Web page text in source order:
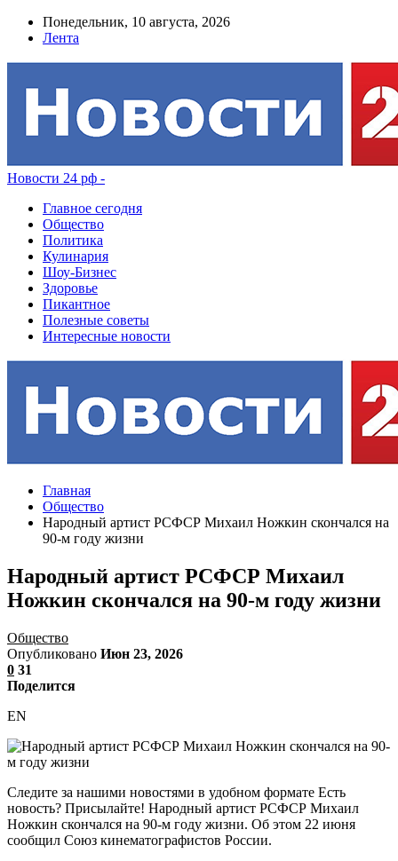
Понедельник, 10 августа, 2026
Лента
Новости 24 рф -
Главное сегодня
Общество
Политика
Кулинария
Шоу-Бизнес
Здоровье
Пикантное
Полезные советы
Интересные новости
Главная
Общество
Народный артист РСФСР Михаил Ножкин скончался на
90-м году жизни
Народный артист РСФСР Михаил
Ножкин скончался на 90-м году жизни
Общество
Опубликовано Июн 23, 2026
0 31
Поделится
EN
Следите за нашими новостями в удобном формате Есть
новость? Присылайте! Народный артист РСФСР Михаил
Ножкин скончался на 90-м году жизни. Об этом 22 июня
сообщил Союз кинематографистов России.